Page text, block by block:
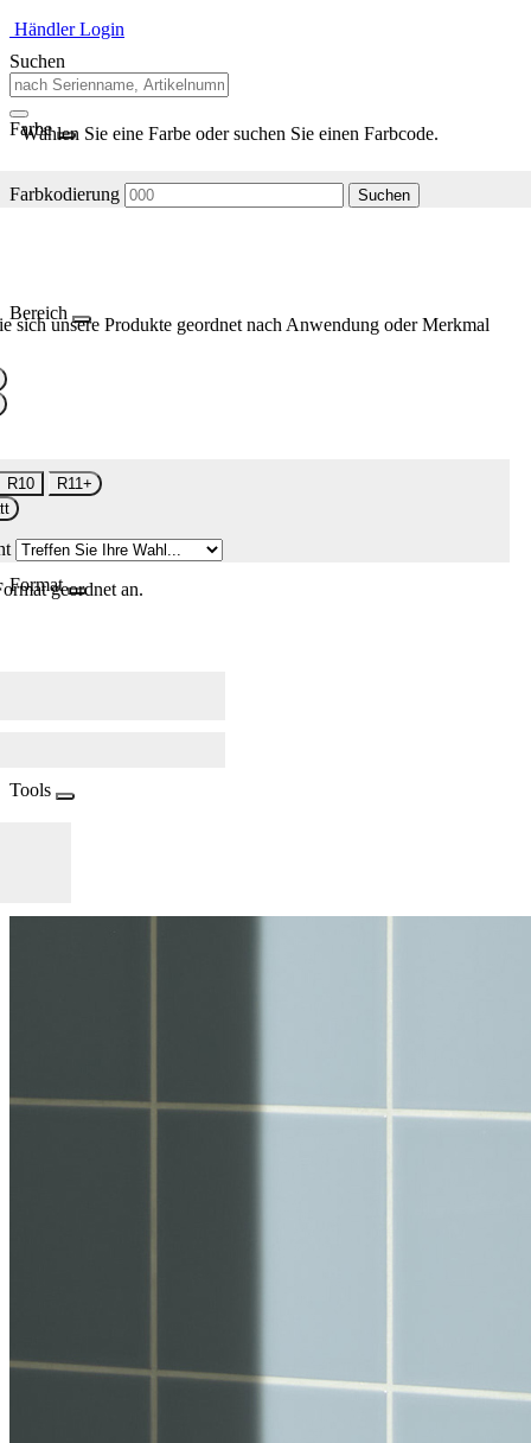
Händler Login
Suchen
Farbe
Wählen Sie eine Farbe oder suchen Sie einen Farbcode.
Farbkodierung Suchen
Bereich
sich unsere Produkte geordnet nach Anwendung oder Merkmal
R10
R11+
Formatgeordnet an.
Tools